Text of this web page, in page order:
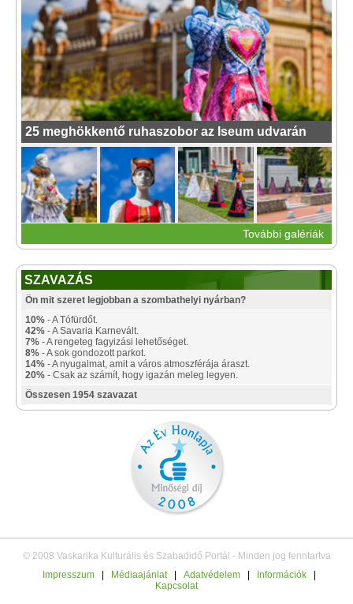
25 meghökkentő ruhaszobor az Iseum udvarán
További galériák
SZAVAZÁS
Ön mit szeret legjobban a szombathelyi nyárban?
10% - A Tófürdőt.
42% - A Savaria Karnevált.
7% - A rengeteg fagyizási lehetőséget.
8% - A sok gondozott parkot.
14% - A nyugalmat, amit a város atmoszférája áraszt.
20% - Csak az számít, hogy igazán meleg legyen.
Összesen 1954 szavazat
© 2008 Vaskarika Kulturális és Szabadidő Portál - Minden jog fenntartva
Impresszum
Médiaajánlat Adatvédelem Információk
Kapcsolat